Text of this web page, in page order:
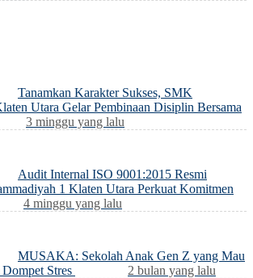
Tanamkan Karakter Sukses, SMK
Utara Gelar Pembinaan Disiplin Bersama
3 minggu yang lalu
Audit Internal ISO 9001:2015 Resmi
1 Klaten Utara Perkuat Komitmen
4 minggu yang lalu
MUSAKA: Sekolah Anak Gen Z yang Mau
Stres
2 bulan yang lalu